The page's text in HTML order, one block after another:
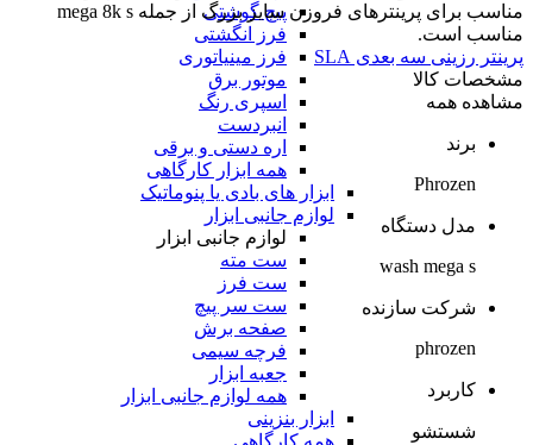
پیچ گوشتی
فرز انگشتی
فرز مینیاتوری
موتور برق
اسپری رنگ
انبردست
اره دستی و برقی
همه ابزار کارگاهی
ابزار های بادی یا پنوماتیک
لوازم جانبی ابزار
لوازم جانبی ابزار
ست مته
ست فرز
ست سر پیچ
صفحه برش
فرچه سیمی
جعبه ابزار
همه لوازم جانبی ابزار
ابزار بنزینی
همه کارگاهی
مناسب برای پرینترهای فروزن سایز بزرگ از جمله mega 8k s
مناسب است.
پرینتر رزینی سه بعدی SLA
مشخصات کالا
مشاهده همه
برند
Phrozen
مدل دستگاه
wash mega s
شرکت سازنده
phrozen
کاربرد
شستشو